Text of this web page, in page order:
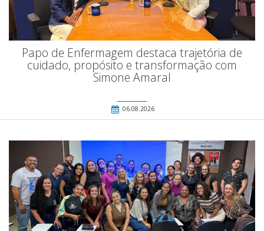
Papo de Enfermagem destaca trajetória de
cuidado, propósito e transformação com
Simone Amaral
06.08.2026